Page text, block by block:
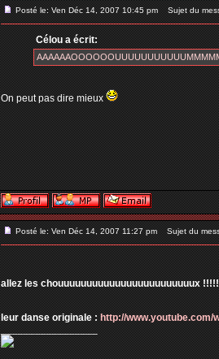
Posté le: Ven Déc 14, 2007 10:45 pm Sujet du
Célou a écrit:
On peut pas dire mieux
Posté le: Ven Déc 14, 2007 11:27 pm Sujet du
allez les chouuuuuuuuuuuuuuuuuuuuuuuux
leur danse originale :http://www.youtube.com/
_________________